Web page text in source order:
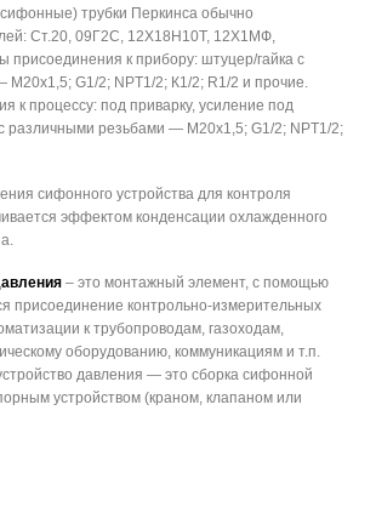
трубки Перкинса обычно
Ст.20, 09Г2С, 12Х18Н10Т, 12Х1МФ,
к прибору: штуцер/гайка с
G1/2; NPT1/2; К1/2; R1/2 и прочие.
к процессу: под приварку, усиление под
различными резьбами — М20х1,5; G1/2; NPT1/2;
сифонного устройства для контроля
эффектом конденсации охлажденного
– это монтажный элемент, с помощью
присоединение контрольно-измерительных
к трубопроводам, газоходам,
оборудованию, коммуникациям и т.п.
давления — это сборка сифонной
устройством (краном, клапаном или